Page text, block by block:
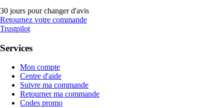
30 jours pour changer d'avis
Retournez votre commande
Trustpilot
Services
Mon compte
Centre d'aide
Suivre ma commande
Retourner ma commande
Codes promo